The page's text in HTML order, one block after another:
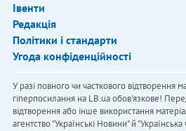
Івенти
Редакція
Політики і стандарти
Угода конфіденційності
У разі повного чи часткового відтворення
гіперпосилання на LB.ua обов'язкове!
відтворення або інше використання
агентство "Українськi Новини" й